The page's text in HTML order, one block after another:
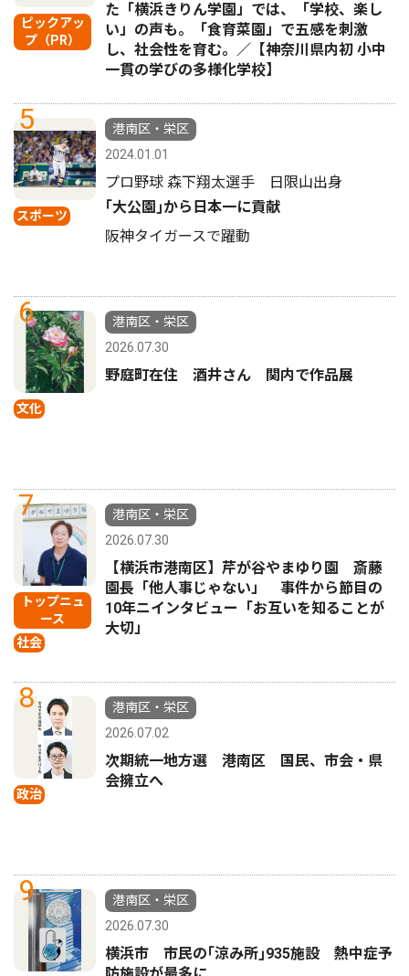
ピックアッ
プ（PR）
た「横浜きりん学園」では、「学校、楽し
い」の声も。「食育菜園」で五感を刺激
し、社会性を育む。／【神奈川県内初 小中
一貫の学びの多様化学校】
5
スポーツ
港南区・栄区
2024.01.01
プロ野球 森下翔太選手 日限山出身
｢大公園｣から日本一に貢献
阪神タイガースで躍動
6
文化
港南区・栄区
2026.07.30
野庭町在住 酒井さん 関内で作品展
7
トップニュ
ース
社会
港南区・栄区
2026.07.30
【横浜市港南区】芹が谷やまゆり園 斎藤
園長「他人事じゃない」 事件から節目の
10年ニインタビュー「お互いを知ることが
大切」
8
政治
港南区・栄区
2026.07.02
次期統一地方選 港南区 国民、市会・県
会擁立へ
9
港南区・栄区
2026.07.30
横浜市 市民の｢涼み所｣935施設 熱中症予